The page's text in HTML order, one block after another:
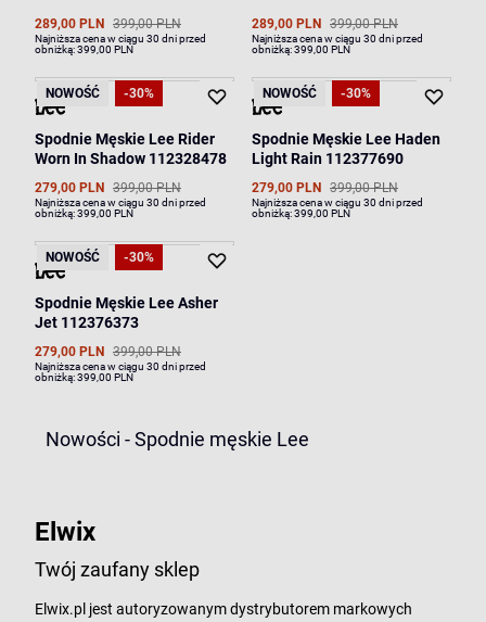
289,00 PLN 399,00 PLN
Najniższa cena w ciągu 30 dni przed
obniżką:399,00 PLN
289,00 PLN 399,00 PLN
Najniższa cena w ciągu 30 dni przed
obniżką:399,00 PLN
NOWOŚĆ -30%
Spodnie Męskie Lee Rider
Worn In Shadow 112328478
279,00 PLN 399,00 PLN
Najniższa cena w ciągu 30 dni przed
obniżką:399,00 PLN
NOWOŚĆ -30%
Spodnie Męskie Lee Haden
Light Rain 112377690
279,00 PLN 399,00 PLN
Najniższa cena w ciągu 30 dni przed
obniżką:399,00 PLN
NOWOŚĆ -30%
Spodnie Męskie Lee Asher
Jet 112376373
279,00 PLN 399,00 PLN
Najniższa cena w ciągu 30 dni przed
obniżką:399,00 PLN
Nowości - Spodnie męskie Lee
Elwix
Twój zaufany sklep
Elwix.pl jest autoryzowanym dystrybutorem markowych